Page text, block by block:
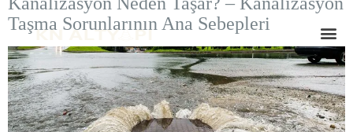
Taşma Sorunlarının Ana Sebepleri